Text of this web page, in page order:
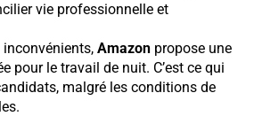
vie professionnelle et
inconvénients, Amazon propose une
pour le travail de nuit. C’est ce qui
malgré les conditions de